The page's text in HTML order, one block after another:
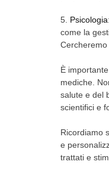
5. Psicologia
come la
È
mediche.
salute e del
scientifici e
Ricordiamo
e
trattati e